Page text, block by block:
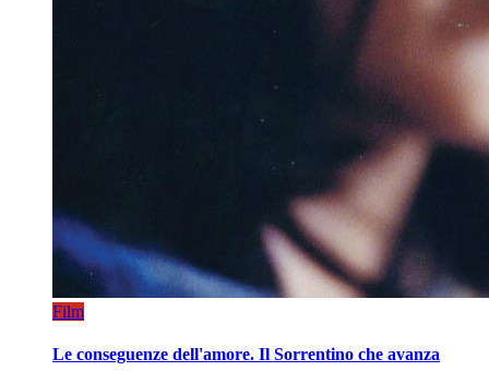
Film
Le conseguenze dell'amore. Il Sorrentino che avanza